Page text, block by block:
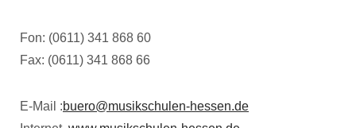
Fon: (0611) 341 868 60
Fax: (0611) 341 868 66
E-Mail :buero@musikschulen-hessen.de